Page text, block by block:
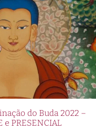
do Buda 2022 –
e PRESENCIAL